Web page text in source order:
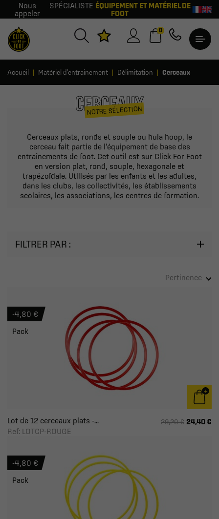
Nous
appeler
SPÉCIALISTE ÉQUIPEMENT ET MATÉRIEL DE
FOOT
0
Accueil Matériel d'entrainement Délimitation Cerceaux
CERCEAUX
NOTRE SÉLECTION
Cerceaux plats, ronds et souple ou hula hoop, le
cerceau fait partie de l’équipement de base des
entraînements de foot. Cet outil est sur Click For Foot
en version plat, rond, souple, hexagonale et
trapézoïdale. Utilisés par les enfants et les adultes,
dans les clubs, les collectivités, les établissements
scolaires, les associations, les centres de formation.
FILTRER PAR :
Pertinence
Lot de 12 cerceaux plats -...
Ref: LOTCP-ROUGE
29,20 € 24,40 €
-4,80 €
Pack
-4,80 €
Pack